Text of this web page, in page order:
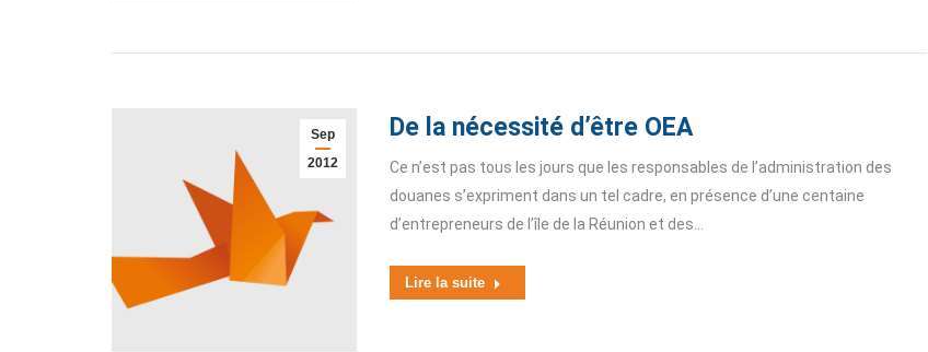
Sep
2012
De la nécessité d’être OEA
Ce n’est pas tous les jours que les responsables de l’administration des
douanes s’expriment dans un tel cadre, en présence d’une centaine
d’entrepreneurs de l’île de la Réunion et des…
Lire la suite